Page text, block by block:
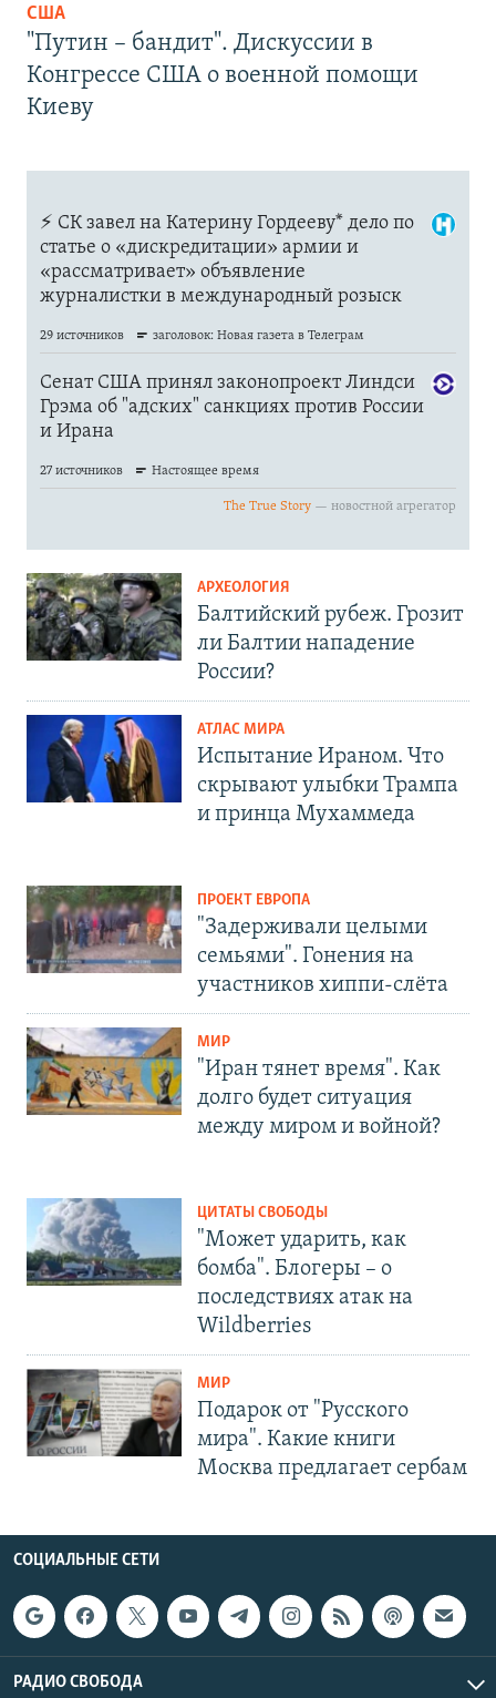
США
"Путин – бандит". Дискуссии в
Конгрессе США о военной помощи
Киеву
АРХЕОЛОГИЯ
Балтийский рубеж. Грозит
ли Балтии нападение
России?
АТЛАС МИРА
Испытание Ираном. Что
скрывают улыбки Трампа
и принца Мухаммеда
ПРОЕКТ ЕВРОПА
"Задерживали целыми
семьями". Гонения на
участников хиппи-слёта
МИР
"Иран тянет время". Как
долго будет ситуация
между миром и войной?
ЦИТАТЫ СВОБОДЫ
"Может ударить, как
бомба". Блогеры – о
последствиях атак на
Wildberries
МИР
Подарок от "Русского
мира". Какие книги
Москва предлагает сербам
СОЦИАЛЬНЫЕ СЕТИ
РАДИО СВОБОДА